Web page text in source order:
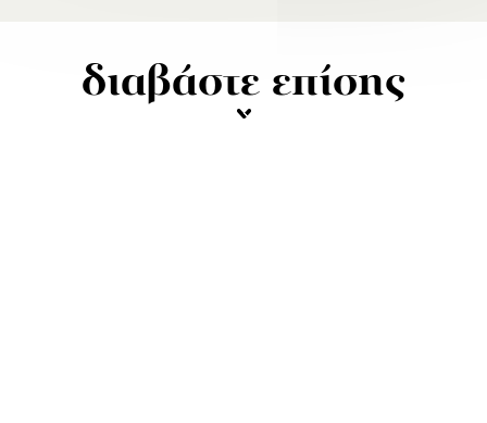
διαβάστε επίσης